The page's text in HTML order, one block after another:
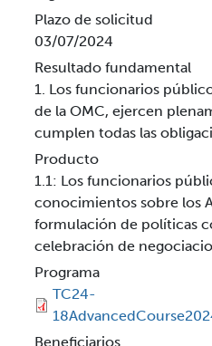
Plazo de solicitud
03/07/2024
Resultado fundamental
1. Los funcionarios
de la OMC, ejercen
cumplen todas las
Producto
1.1: Los funcionarios
conocimientos sobre los
formulación de políticas
celebración de
Programa
TC24-
Beneficiarios